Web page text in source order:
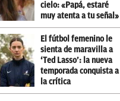
cielo: «Papá, estaré
muy atenta a tu señal»
El fútbol femenino le
sienta de maravilla a
‘Ted Lasso’: la nueva
temporada conquista a
la crítica